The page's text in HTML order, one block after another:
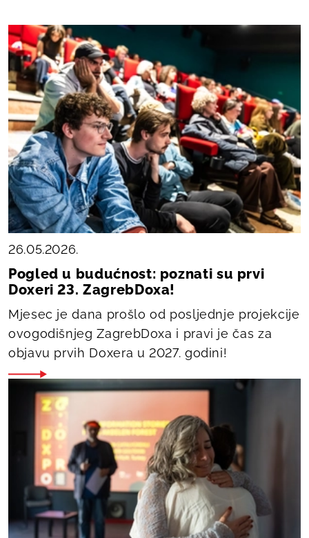
26.05.2026.
Pogled u budućnost: poznati su prvi
Doxeri 23. ZagrebDoxa!
Mjesec je dana prošlo od posljednje projekcije
ovogodišnjeg ZagrebDoxa i pravi je čas za
objavu prvih Doxera u 2027. godini!